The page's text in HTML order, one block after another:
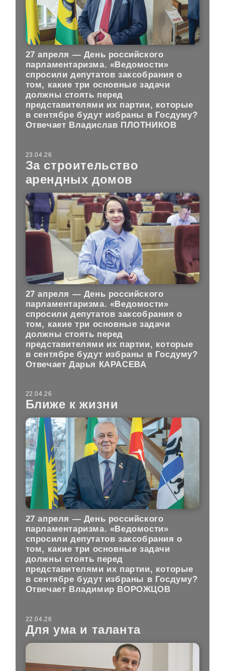
27 апреля — День российского
парламентаризма. «Ведомости»
спросили депутатов заксобрания о
том, какие три основные задачи
должны стоять перед
представителями их партии, которые
в сентябре будут избраны в Госдуму?
Отвечает Владислав ПЛОТНИКОВ
23.04.26
За строительство
арендных домов
27 апреля — День российского
парламентаризма. «Ведомости»
спросили депутатов заксобрания о
том, какие три основные задачи
должны стоять перед
представителями их партии, которые
в сентябре будут избраны в Госдуму?
Отвечает Дарья КАРАСЕВА
22.04.26
Ближе к жизни
27 апреля — День российского
парламентаризма. «Ведомости»
спросили депутатов заксобрания о
том, какие три основные задачи
должны стоять перед
представителями их партии, которые
в сентябре будут избраны в Госдуму?
Отвечает Владимир ВОРОЖЦОВ
22.04.26
Для ума и таланта